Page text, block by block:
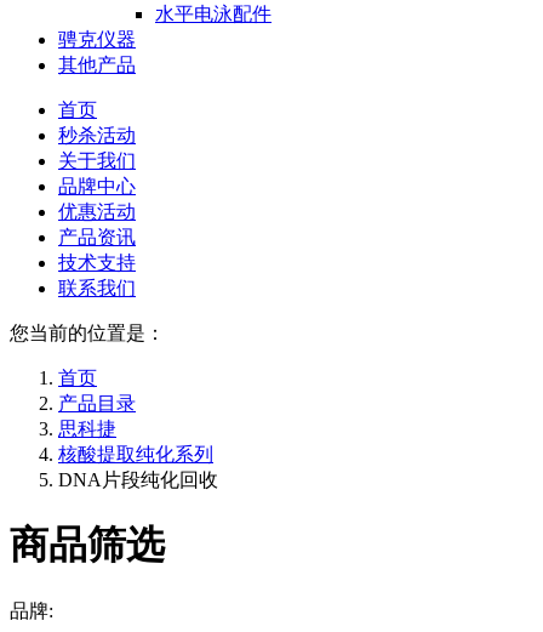
水平电泳配件
骋克仪器
其他产品
首页
秒杀活动
关于我们
品牌中心
优惠活动
产品资讯
技术支持
联系我们
您当前的位置是：
首页
产品目录
思科捷
核酸提取纯化系列
DNA片段纯化回收
商品筛选
品牌: